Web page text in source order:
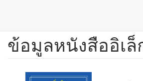
ข้าม
ข้อมูลหนังสืออิเ